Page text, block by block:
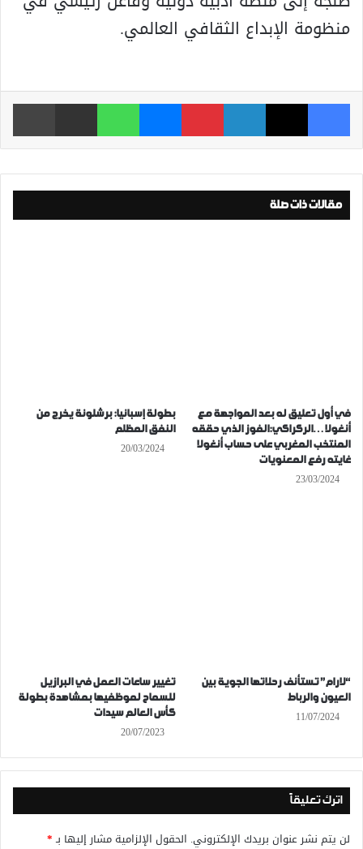
منظومة الإبداع الثقافي العالمي.
فيسبوك ‫X لينكدإن بينتيريست ماسنجر واتساب مشاركة عبر البريد
مقالات ذات صلة
في أول تعليق له بعد المواجهة مع
أنغولا…الركراكي:الفوز الذي حققه
المنتخب المغربي على حساب أنغولا
غايته رفع المعنويات
23/03/2024
بطولة إسبانيا: برشلونة يخرج من
النفق المظلم
20/03/2024
“لارام” تستأنف رحلاتها الجوية بين
العيون والرباط
11/07/2024
تغيير ساعات العمل في البرازيل
للسماح لموظفيها بمشاهدة بطولة
كأس العالم سيدات
20/07/2023
اترك تعليقاً
لن يتم نشر عنوان بريدك الإلكتروني. الحقول الإلزامية مشار إليها بـ*